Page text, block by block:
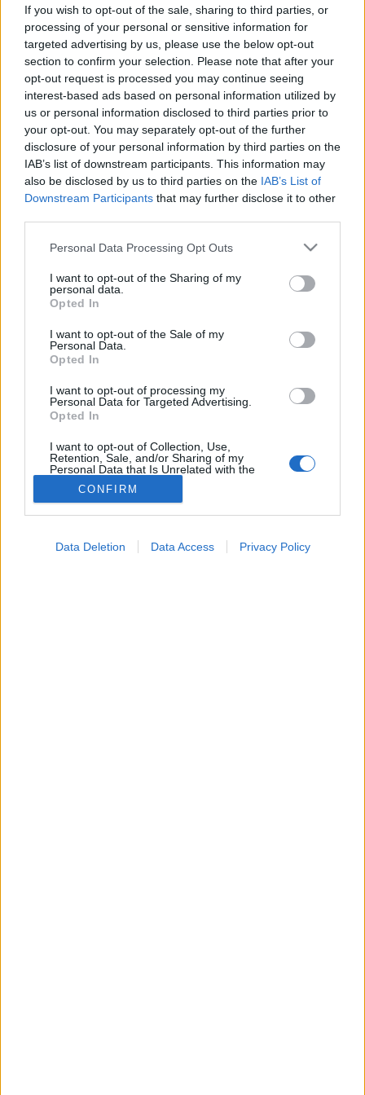
If you wish to opt-out of the sale, sharing to third parties, or
processing of your personal or sensitive information for
targeted advertising by us, please use the below opt-out
section to confirm your selection. Please note that after your
opt-out request is processed you may continue seeing
interest-based ads based on personal information utilized by
us or personal information disclosed to third parties prior to
your opt-out. You may separately opt-out of the further
disclosure of your personal information by third parties on the
IAB’s list of downstream participants. This information may
also be disclosed by us to third parties on the IAB’s List of
Downstream Participants that may further disclose it to other
Please note that this website/app uses one or more Google
not limited to your visit or usage behaviour. You may click to
grant or deny consent to Google and its third-party tags to
use your data for below specified purposes in below Google
consent section.
Personal Data Processing Opt Outs
I want to opt-out of the Sharing of my
personal data.
Opted In
I want to opt-out of the Sale of my
Personal Data.
Opted In
I want to opt-out of processing my
Personal Data for Targeted Advertising.
Opted In
I want to opt-out of Collection, Use,
Retention, Sale, and/or Sharing of my
Personal Data that Is Unrelated with the
Purposes for which it was collected.
Opted Out
CONFIRM
Data Deletion Data Access Privacy Policy
Betegségek
2011. április 01. 10:29
Módosítva: 2015. november 04. 13:49
Megosztás
Küldés Küldés Messengeren
Egészségkalauz
Egészségkalauz
Inkontinenciaszűrés hónapja áprilisban! Az ország
rendelőjében inkontinenciateszteket tölthetnek ki az
érintettek áprilisban az inkontinenciaszűrés
hónapjában.
A részt vevő rendelők listája a www.cseppmentes.hu